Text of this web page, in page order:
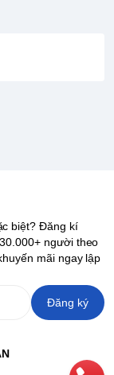
biệt? Đăng kí
người theo
mãi ngay lập
Đăng ký